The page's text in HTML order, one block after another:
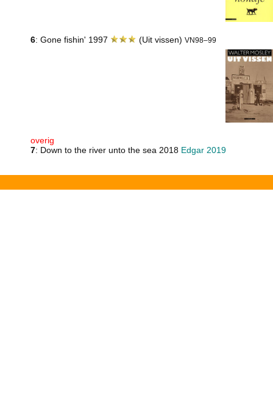
6: Gone fishin' 1997 (Uit vissen)VN98–99
overig
7: Down to the river unto the sea 2018 Edgar 2019